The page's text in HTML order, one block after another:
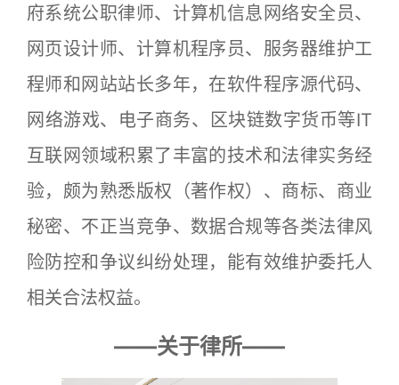
府系统公职律师、计算机信息网络安全员、
网页设计师、计算机程序员、服务器维护工
程师和网站站长多年，在软件程序源代码、
网络游戏、电子商务、区块链数字货币等IT
互联网领域积累了丰富的技术和法律实务经
验，颇为熟悉版权（著作权）、商标、商业
秘密、不正当竞争、数据合规等各类法律风
险防控和争议纠纷处理，能有效维护委托人
相关合法权益。
——关于律所——